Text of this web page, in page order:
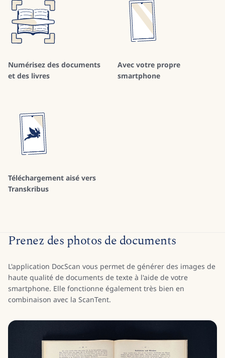
Numérisez des documents
et des livres
Avec votre propre
smartphone
Téléchargement aisé vers
Transkribus
Prenez des photos de documents
L'application DocScan vous permet de générer des images de
haute qualité de documents de texte à l'aide de votre
smartphone. Elle fonctionne également très bien en
combinaison avec la ScanTent.